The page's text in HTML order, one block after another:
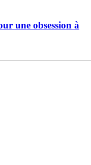
une obsession à